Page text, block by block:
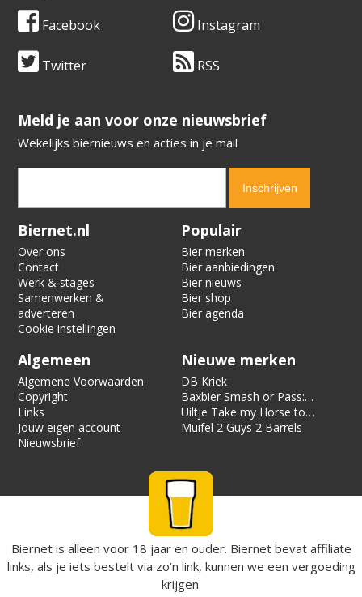
Facebook Instagram
Twitter RSS
​​​​​​​Meld je aan voor onze nieuwsbrief
Wekelijks biernieuws en acties in je mail
Verification code:
Biernet.nl
Over ons
Contact
Werk & stages
Samenwerken &
adverteren
Cookie instellingen
Populair
Bier merken
Bier aanbiedingen
Bier nieuws
Bier shop
Bier agenda
Algemeen
Algemene Voorwaarden
Copyright
Links
Jouw eigen account
Nieuwsbrief
Nieuwe merken
DB Kriek
Baxbier Smash or Pass:
Strata
Uiltje Take my Horse to
the Hotel Room
Muifel 2 Guys 2 Barrels
Biernet is alleen voor 18 jaar en ouder. Biernet bevat affiliate
links, als je iets bestelt via zo’n link, kunnen we een vergoeding
krijgen.